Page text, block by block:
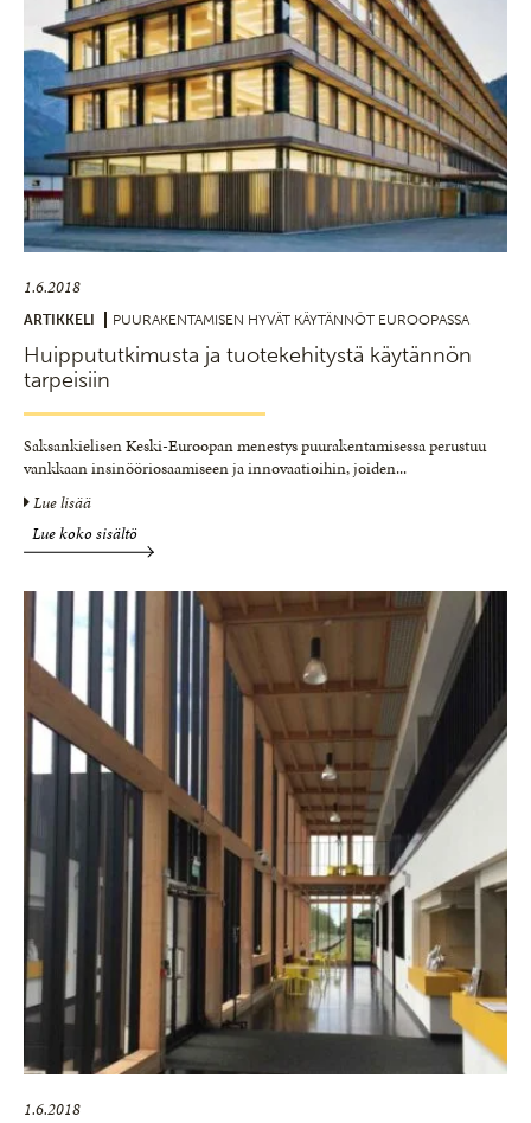
1.6.2018
ARTIKKELI PUURAKENTAMISEN HYVÄT KÄYTÄNNÖT EUROOPASSA
Huippututkimusta ja tuotekehitystä käytännön
tarpeisiin
Saksankielisen Keski-Euroopan menestys puurakentamisessa perustuu
vankkaan insinööriosaamiseen ja innovaatioihin, joiden...
Lue lisää
Lue koko sisältö
1.6.2018